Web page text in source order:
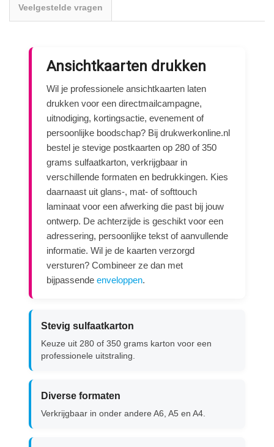
Veelgestelde vragen
Ansichtkaarten drukken
Wil je professionele ansichtkaarten laten
drukken voor een directmailcampagne,
uitnodiging, kortingsactie, evenement of
persoonlijke boodschap? Bij drukwerkonline.nl
bestel je stevige postkaarten op 280 of 350
grams sulfaatkarton, verkrijgbaar in
verschillende formaten en bedrukkingen. Kies
daarnaast uit glans-, mat- of softtouch
laminaat voor een afwerking die past bij jouw
ontwerp. De achterzijde is geschikt voor een
adressering, persoonlijke tekst of aanvullende
informatie. Wil je de kaarten verzorgd
versturen? Combineer ze dan met
bijpassende enveloppen.
Stevig sulfaatkarton
Keuze uit 280 of 350 grams karton voor een
professionele uitstraling.
Diverse formaten
Verkrijgbaar in onder andere A6, A5 en A4.